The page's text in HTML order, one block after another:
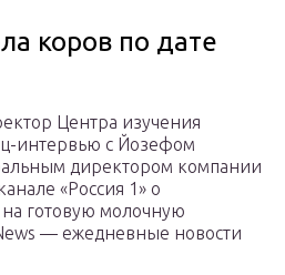
коров по дате
Центра изучения
интервью с Йозефом
директором компании
«Россия 1» о
готовую молочную
— ежедневные новости